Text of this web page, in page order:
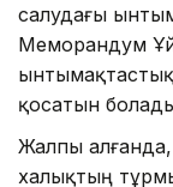
салудағы
Меморандум
қосатын
Жалпы
халықтың